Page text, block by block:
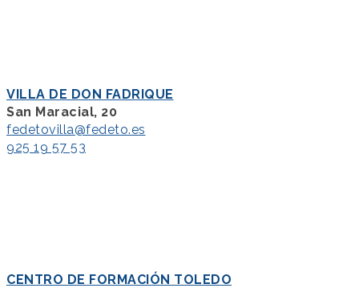
VILLA DE DON FADRIQUE
San Maracial, 20
fedetovilla@fedeto.es
925 19 57 53
CENTRO DE FORMACIÓN TOLEDO